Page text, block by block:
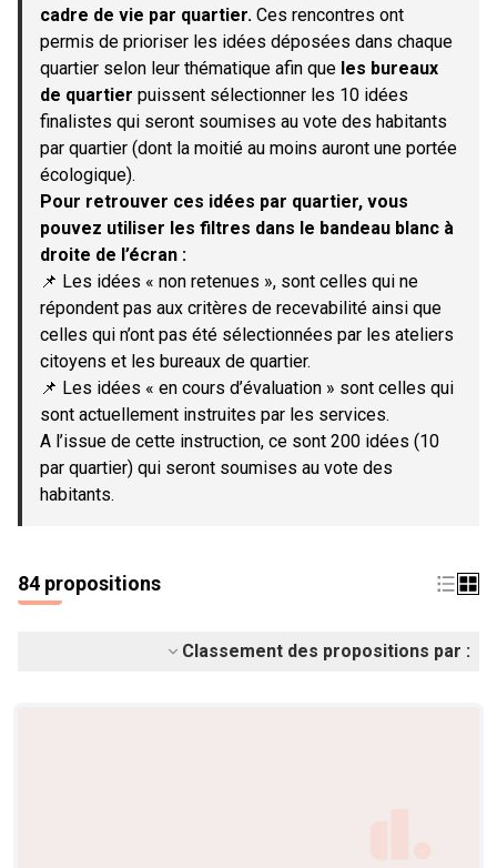
cadre de vie par quartier. Ces rencontres ont
permis de prioriser les idées déposées dans chaque
quartier selon leur thématique afin que les bureaux
de quartier puissent sélectionner les 10 idées
finalistes qui seront soumises au vote des habitants
par quartier (dont la moitié au moins auront une portée
écologique).
Pour retrouver ces idées par quartier, vous
pouvez utiliser les filtres dans le bandeau blanc à
droite de l’écran :
📌 Les idées « non retenues », sont celles qui ne
répondent pas aux critères de recevabilité ainsi que
celles qui n’ont pas été sélectionnées par les ateliers
citoyens et les bureaux de quartier.
📌 Les idées « en cours d’évaluation » sont celles qui
sont actuellement instruites par les services.
A l’issue de cette instruction, ce sont 200 idées (10
par quartier) qui seront soumises au vote des
habitants.
84 propositions
Classement des propositions par :